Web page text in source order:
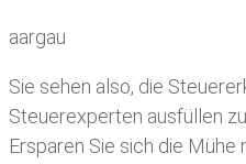
aargau
Sie sehen also, die
Steuerexperten ausfüllen
Ersparen Sie sich die Mühe